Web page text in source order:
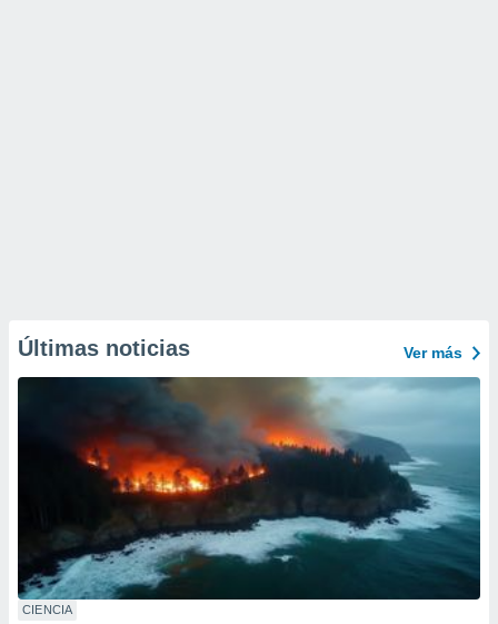
Últimas noticias Ver más
CIENCIA